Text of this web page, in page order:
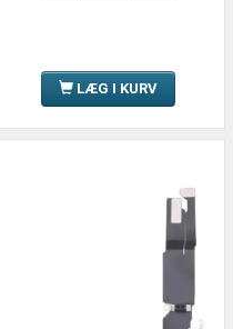
LÆG I KURV